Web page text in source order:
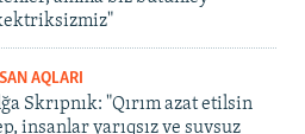
AQLARI
Skrıpnık: "Qırım azat etilsin
insanlar yarıqsız ve suvsuz